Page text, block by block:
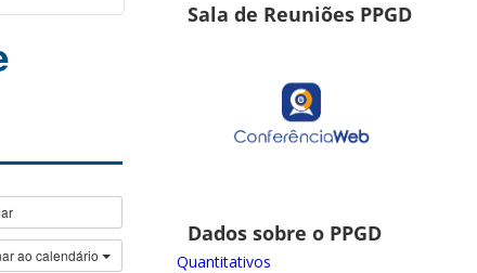
ao calendário
Sala de Reuniões PPGD
Dados sobre o PPGD
Quantitativos